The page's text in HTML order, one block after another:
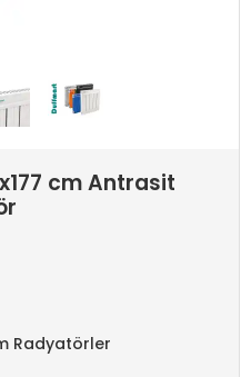
cm Antrasit
Radyatörler